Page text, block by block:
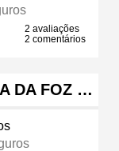
2 avaliações
2 comentários
DA FOZ …